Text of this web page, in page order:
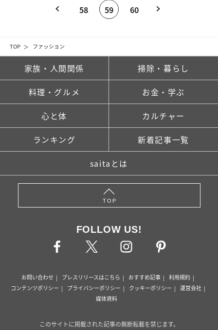
TOP ファッション
58 59 60
家族・人間関係 掃除・暮らし
料理・グルメ お金・学ぶ
心と体 カルチャー
ランキング 新着記事一覧
saitaとは
TOP
FOLLOW US!
お問い合わせ プレスリリースはこちら おすすめ記事
利用規約
コンテンツポリシー
プライバシーポリシー クッキーポリシー
運営会社
媒体資料
このサイトに掲載された記事の無断転載を禁じます。